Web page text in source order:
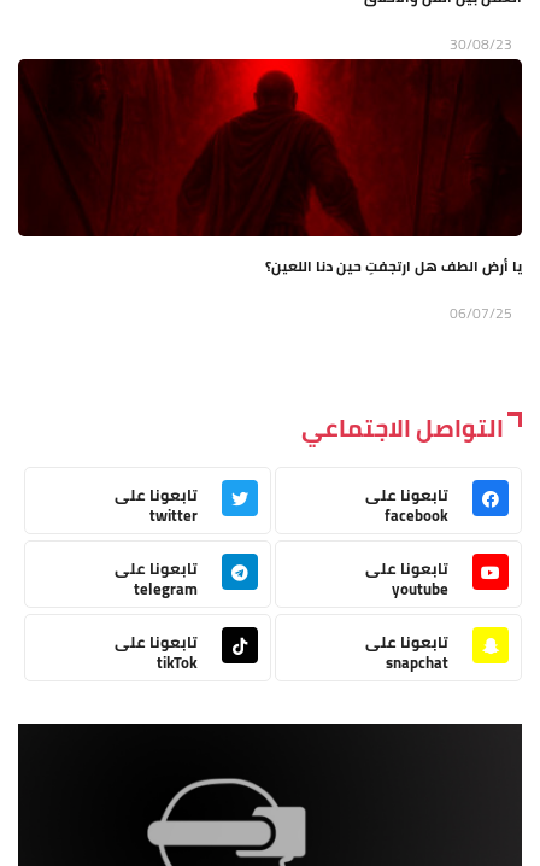
30/08/23
يا أرض الطف هل ارتجفتِ حين دنا اللعين؟
06/07/25
التواصل الاجتماعي
تابعونا على
facebook
تابعونا على
twitter
تابعونا على
youtube
تابعونا على
telegram
تابعونا على
snapchat
تابعونا على
tikTok